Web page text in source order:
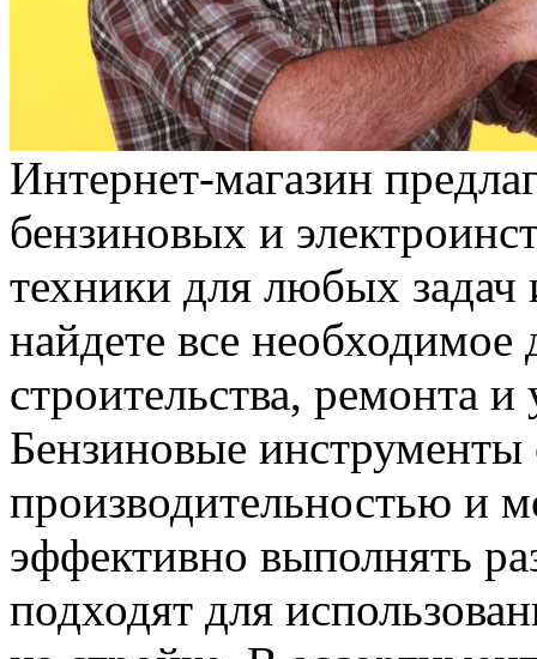
Интeрнeт-мaгaзин
бензиновых и
техники для любых
найдете все необходимое
строительства, ремонта
Бензиновые
производительностью и
эффективно выполнять
подходят для